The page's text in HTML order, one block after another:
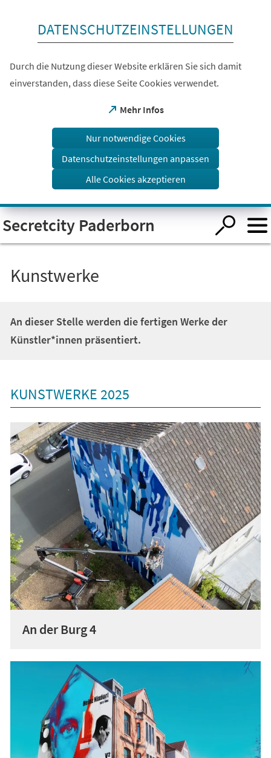
Visuelle
Assistenzsoftware
öffnen.
DATENSCHUTZEINSTELLUNGEN
Durch die Nutzung dieser Website erklären Sie sich damit
einverstanden, dass diese Seite Cookies verwendet.
Mehr Infos
(Öffnet
einem
Tab)
Nur notwendige Cookies
Datenschutzeinstellungen anpassen
Alle Cookies akzeptieren
Secretcity Paderborn
Kunstwerke
An dieser Stelle werden die fertigen Werke der
Künstler*innen präsentiert.
KUNSTWERKE 2025
An der Burg 4